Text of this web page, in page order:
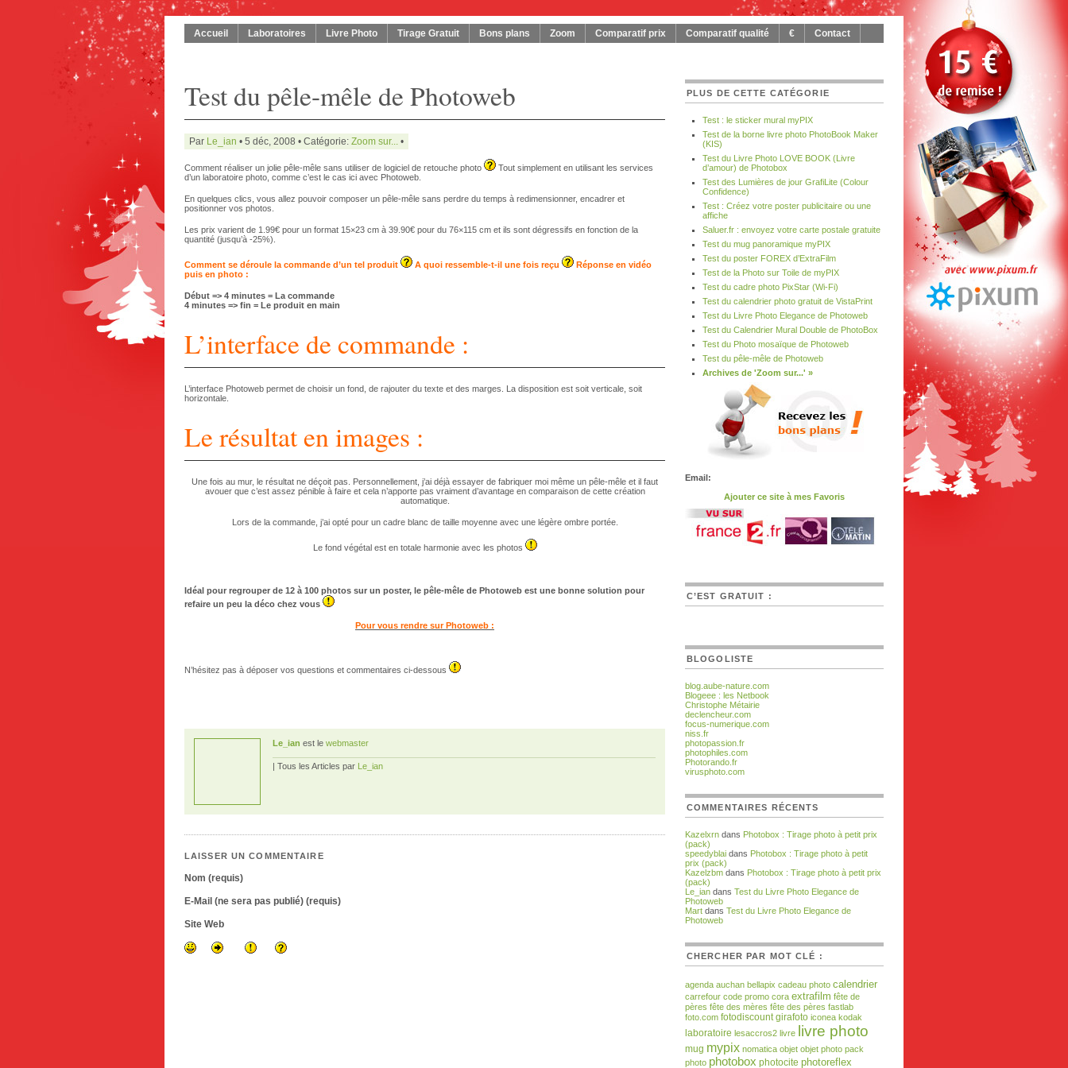
Accueil Laboratoires Livre Photo Tirage Gratuit Bons plans Zoom Comparatif prix Comparatif qualité € Contact
Test du pêle-mêle de Photoweb
Par Le_ian • 5 déc, 2008 • Catégorie: Zoom sur... •
Comment réaliser un jolie pêle-mêle sans utiliser de logiciel de retouche photo
Tout simplement en utilisant les services
d’un laboratoire photo, comme c’est le cas ici avec Photoweb.
En quelques clics, vous allez pouvoir composer un pêle-mêle sans perdre du temps à redimensionner, encadrer et
positionner vos photos.
Les prix varient de 1.99€ pour un format 15×23 cm à 39.90€ pour du 76×115 cm et ils sont dégressifs en fonction de la
quantité (jusqu’à -25%).
Comment se déroule la commande d’un tel produit A quoi ressemble-t-il une fois reçu
Réponse en vidéo
puis en photo :
Début => 4 minutes = La commande
4 minutes => fin = Le produit en main
L’interface de commande :
L’interface Photoweb permet de choisir un fond, de rajouter du texte et des marges. La disposition est soit verticale, soit
horizontale.
Le résultat en images :
Une fois au mur, le résultat ne déçoit pas. Personnellement, j’ai déjà essayer de fabriquer moi même un pêle-mêle et il faut
avouer que c’est assez pénible à faire et cela n’apporte pas vraiment d’avantage en comparaison de cette création
automatique.
Lors de la commande, j’ai opté pour un cadre blanc de taille moyenne avec une légère ombre portée.
Le fond végétal est en totale harmonie avec les photos
Idéal pour regrouper de 12 à 100 photos sur un poster, le pêle-mêle de Photoweb est une bonne solution pour
refaire un peu la déco chez vous
Pour vous rendre sur Photoweb :
N’hésitez pas à déposer vos questions et commentaires ci-dessous
Le_ian est le webmaster
| Tous les Articles par Le_ian
LAISSER UN COMMENTAIRE
Nom (requis)
E-Mail (ne sera pas publié) (requis)
Site Web
PLUS DE CETTE CATÉGORIE
Test : le sticker mural myPIX
Test de la borne livre photo PhotoBook Maker
(KIS)
Test du Livre Photo LOVE BOOK (Livre
d’amour) de Photobox
Test des Lumières de jour GrafiLite (Colour
Confidence)
Test : Créez votre poster publicitaire ou une
affiche
Saluer.fr : envoyez votre carte postale gratuite
Test du mug panoramique myPIX
Test du poster FOREX d’ExtraFilm
Test de la Photo sur Toile de myPIX
Test du cadre photo PixStar (Wi-Fi)
Test du calendrier photo gratuit de VistaPrint
Test du Livre Photo Elegance de Photoweb
Test du Calendrier Mural Double de PhotoBox
Test du Photo mosaïque de Photoweb
Test du pêle-mêle de Photoweb
Archives de 'Zoom sur...' »
Email:
Ajouter ce site à mes Favoris
C’EST GRATUIT :
BLOGOLISTE
blog.aube-nature.com
Blogeee : les Netbook
Christophe Métairie
declencheur.com
focus-numerique.com
niss.fr
photopassion.fr
photophiles.com
Photorando.fr
virusphoto.com
COMMENTAIRES RÉCENTS
Kazelxrn dans Photobox : Tirage photo à petit prix
(pack)
speedyblai dans Photobox : Tirage photo à petit
prix (pack)
Kazelzbm dans Photobox : Tirage photo à petit prix
(pack)
Le_ian dans Test du Livre Photo Elegance de
Photoweb
Mart dans Test du Livre Photo Elegance de
Photoweb
CHERCHER PAR MOT CLÉ :
agenda auchan bellapix cadeau photo calendrier
carrefour code promo cora extrafilm fête de
pères fête des mères fête des pères fastlab
foto.com fotodiscount girafoto iconea kodak
laboratoire lesaccros2 livre livre photo
mug mypix nomatica objet objet photo pack
photo photobox photocite photoreflex